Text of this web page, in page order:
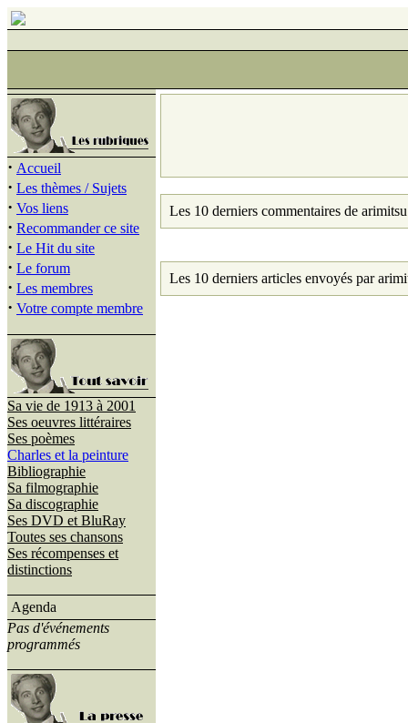
· Accueil
· Les thèmes / Sujets
· Vos liens
· Recommander ce site
· Le Hit du site
· Le forum
· Les membres
· Votre compte membre
Sa vie de 1913 à 2001
Ses oeuvres littéraires
Ses poèmes
Charles et la peinture
Bibliographie
Sa filmographie
Sa discographie
Ses DVD et BluRay
Toutes ses chansons
Ses récompenses et
distinctions
Agenda
Pas d'événements
programmés
Les 10 derniers commentaires de
Les 10 derniers articles envoyés par